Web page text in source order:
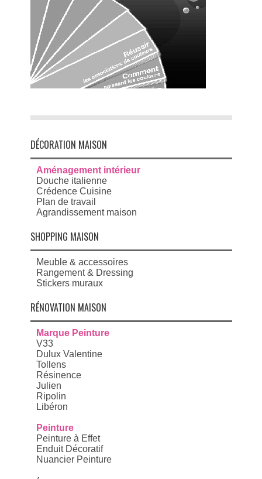
DÉCORATION MAISON
Aménagement intérieur
Douche italienne
Crédence Cuisine
Plan de travail
Agrandissement maison
SHOPPING MAISON
Meuble & accessoires
Rangement & Dressing
Stickers muraux
RÉNOVATION MAISON
Marque Peinture
V33
Dulux Valentine
Tollens
Résinence
Julien
Ripolin
Libéron
Peinture
Peinture à Effet
Enduit Décoratif
Nuancier Peinture